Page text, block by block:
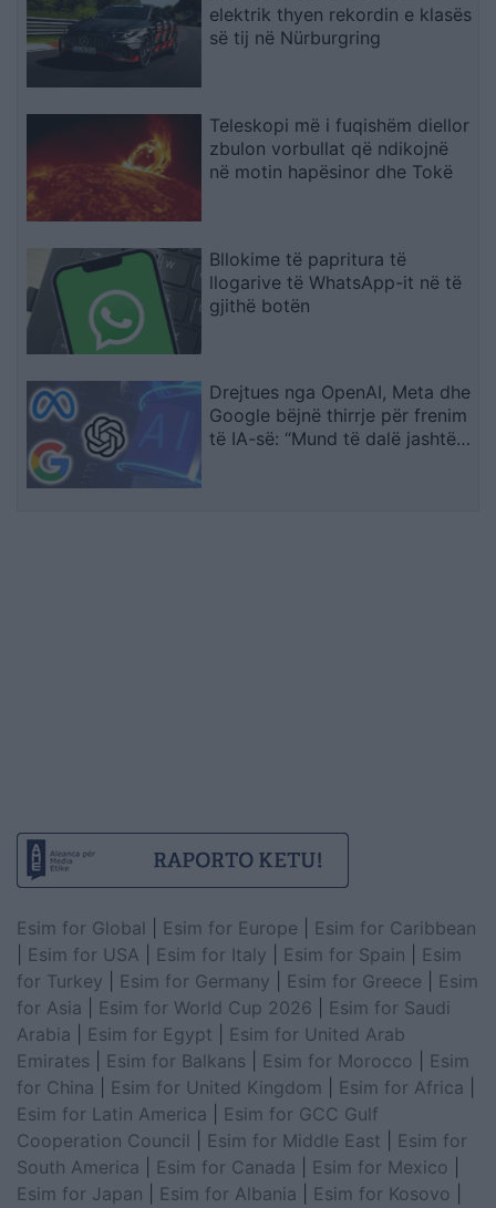
elektrik thyen rekordin e klasës
së tij në Nürburgring
Teleskopi më i fuqishëm diellor
zbulon vorbullat që ndikojnë
në motin hapësinor dhe Tokë
Bllokime të papritura të
llogarive të WhatsApp-it në të
gjithë botën
Drejtues nga OpenAI, Meta dhe
Google bëjnë thirrje për frenim
të IA-së: “Mund të dalë jashtë
Esim for Global Esim for Europe
Esim for Caribbean
Esim for USA Esim for Italy Esim for Spain
Esim
for Turkey
Esim for Germany Esim for Greece
Esim
for Asia
Esim for World Cup 2026
Esim for Saudi
Arabia
Esim for Egypt
Esim for United Arab
Emirates
Esim for Balkans Esim for Morocco
Esim
for China
Esim for United Kingdom Esim for Africa
Esim for Latin America
Esim for GCC Gulf
Cooperation Council
Esim for Middle East
Esim for
South America
Esim for Canada Esim for Mexico
Esim for Japan
Esim for Albania Esim for Kosovo